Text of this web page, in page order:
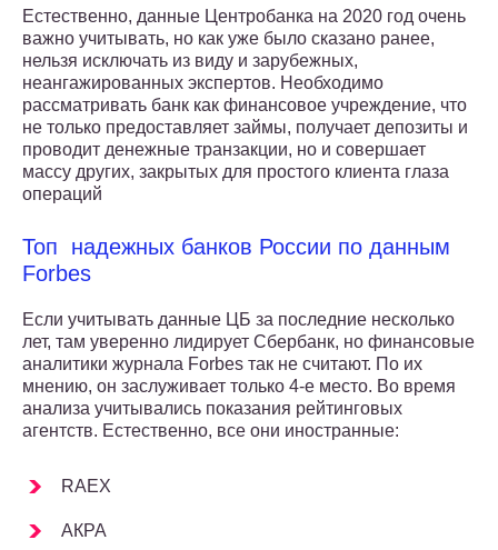
Естественно, данные Центробанка на 2020 год очень
важно учитывать, но как уже было сказано ранее,
нельзя исключать из виду и зарубежных,
неангажированных экспертов. Необходимо
рассматривать банк как финансовое учреждение, что
не только предоставляет займы, получает депозиты и
проводит денежные транзакции, но и совершает
массу других, закрытых для простого клиента глаза
операций
Топ надежных банков России по данным
Forbes
Если учитывать данные ЦБ за последние несколько
лет, там уверенно лидирует Сбербанк, но финансовые
аналитики журнала Forbes так не считают. По их
мнению, он заслуживает только 4-е место. Во время
анализа учитывались показания рейтинговых
агентств. Естественно, все они иностранные:
RAEX
АКРА